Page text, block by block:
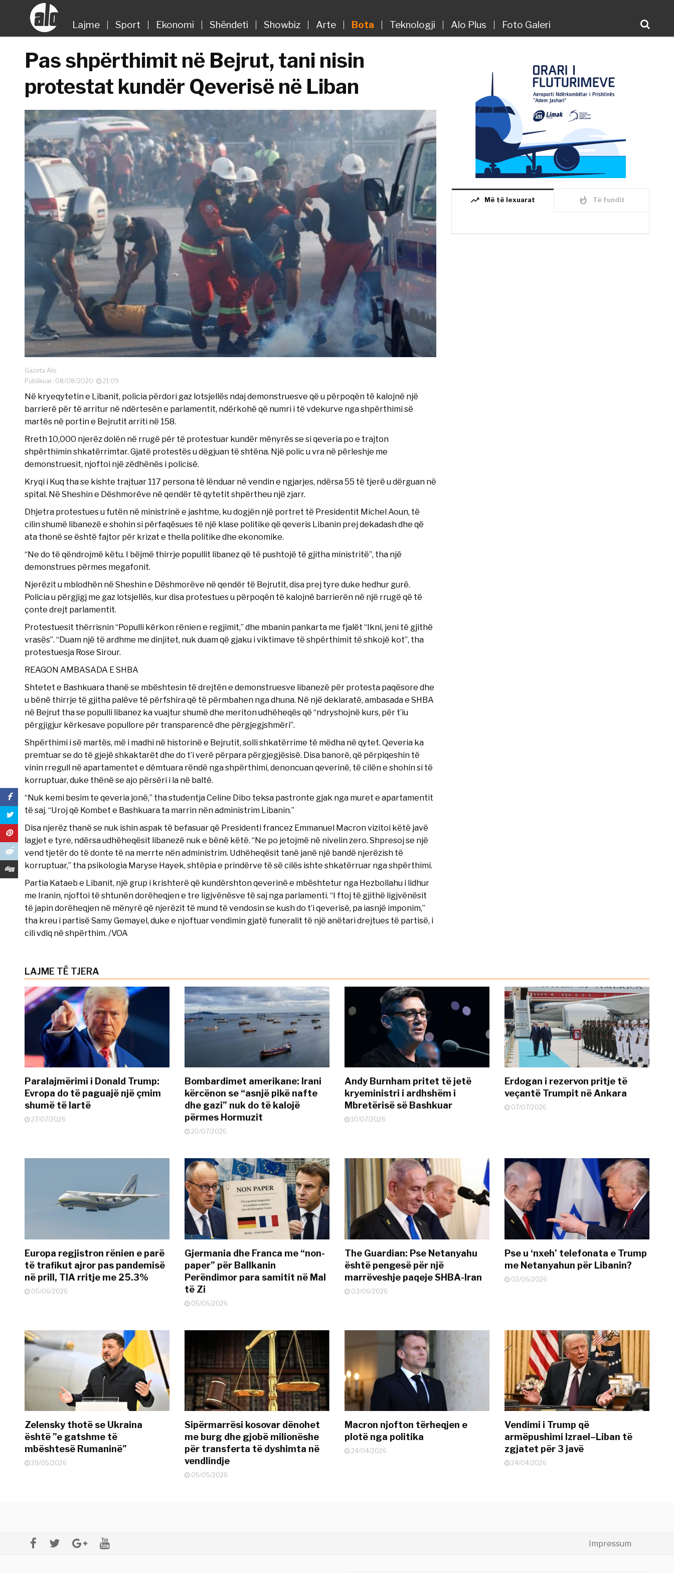
Lajme Sport Ekonomi Shëndeti Showbiz Arte Bota Teknologji Alo Plus Foto Galeri
Pas shpërthimit në Bejrut, tani nisin
protestat kundër Qeverisë në Liban
Gazeta Alo
Publikuar: 08/08/2020
21:09
Në kryeqytetin e Libanit, policia përdori gaz lotsjellës ndaj demonstruesve që u përpoqën të kalojnë një
barrierë për të arritur në ndërtesën e parlamentit, ndërkohë që numri i të vdekurve nga shpërthimi së
martës në portin e Bejrutit arriti në 158.
Rreth 10,000 njerëz dolën në rrugë për të protestuar kundër mënyrës se si qeveria po e trajton
shpërthimin shkatërrimtar. Gjatë protestës u dëgjuan të shtëna. Një polic u vra në përleshje me
demonstruesit, njoftoi një zëdhënës i policisë.
Kryqi i Kuq tha se kishte trajtuar 117 persona të lënduar në vendin e ngjarjes, ndërsa 55 të tjerë u dërguan në
spital. Në Sheshin e Dëshmorëve në qendër të qytetit shpërtheu një zjarr.
Dhjetra protestues u futën në ministrinë e jashtme, ku dogjën një portret të Presidentit Michel Aoun, të
cilin shumë libanezë e shohin si përfaqësues të një klase politike që qeveris Libanin prej dekadash dhe që
ata thonë se është fajtor për krizat e thella politike dhe ekonomike.
“Ne do të qëndrojmë këtu. I bëjmë thirrje popullit libanez që të pushtojë të gjitha ministritë”, tha një
demonstrues përmes megafonit.
Njerëzit u mblodhën në Sheshin e Dëshmorëve në qendër të Bejrutit, disa prej tyre duke hedhur gurë.
Policia u përgjigj me gaz lotsjellës, kur disa protestues u përpoqën të kalojnë barrierën në një rrugë që të
çonte drejt parlamentit.
Protestuesit thërrisnin “Populli kërkon rënien e regjimit,” dhe mbanin pankarta me fjalët “Ikni, jeni të gjithë
vrasës”. “Duam një të ardhme me dinjitet, nuk duam që gjaku i viktimave të shpërthimit të shkojë kot”, tha
protestuesja Rose Sirour.
REAGON AMBASADA E SHBA
Shtetet e Bashkuara thanë se mbështesin të drejtën e demonstruesve libanezë për protesta paqësore dhe
u bënë thirrje të gjitha palëve të përfshira që të përmbahen nga dhuna. Në një deklaratë, ambasada e SHBA
në Bejrut tha se populli libanez ka vuajtur shumë dhe meriton udhëheqës që “ndryshojnë kurs, për t’iu
përgjigjur kërkesave popullore për transparencë dhe përgjegjshmëri”.
Shpërthimi i së martës, më i madhi në historinë e Bejrutit, solli shkatërrime të mëdha në qytet. Qeveria ka
premtuar se do të gjejë shkaktarët dhe do t’i verë përpara përgjegjësisë. Disa banorë, që përpiqeshin të
vinin rregull në apartamentet e dëmtuara rëndë nga shpërthimi, denoncuan qeverinë, të cilën e shohin si të
korruptuar, duke thënë se ajo përsëri i la në baltë.
“Nuk kemi besim te qeveria jonë,” tha studentja Celine Dibo teksa pastronte gjak nga muret e apartamentit
të saj. “Uroj që Kombet e Bashkuara ta marrin nën administrim Libanin.”
Disa njerëz thanë se nuk ishin aspak të befasuar që Presidenti francez Emmanuel Macron vizitoi këtë javë
lagjet e tyre, ndërsa udhëheqësit libanezë nuk e bënë këtë. “Ne po jetojmë në nivelin zero. Shpresoj se një
vend tjetër do të donte të na merrte nën administrim. Udhëheqësit tanë janë një bandë njerëzish të
korruptuar,” tha psikologia Maryse Hayek, shtëpia e prindërve të së cilës ishte shkatërruar nga shpërthimi.
Partia Kataeb e Libanit, një grup i krishterë që kundërshton qeverinë e mbështetur nga Hezbollahu i lidhur
me Iranin, njoftoi të shtunën dorëheqjen e tre ligjvënësve të saj nga parlamenti. “I ftoj të gjithë ligjvënësit
të japin dorëheqjen në mënyrë që njerëzit të mund të vendosin se kush do t’i qeverisë, pa iasnjë imponim,”
tha kreu i partisë Samy Gemayel, duke e njoftuar vendimin gjatë funeralit të një anëtari drejtues të partisë, i
cili vdiq në shpërthim. /VOA
trending_up Më të lexuarat whatshot Të fundit
LAJME TË TJERA
Paralajmërimi i Donald Trump:
Evropa do të paguajë një çmim
shumë të lartë
27/07/2026
Bombardimet amerikane: Irani
kërcënon se “asnjë pikë nafte
dhe gazi” nuk do të kalojë
përmes Hormuzit
20/07/2026
Andy Burnham pritet të jetë
kryeministri i ardhshëm i
Mbretërisë së Bashkuar
10/07/2026
Erdogan i rezervon pritje të
veçantë Trumpit në Ankara
07/07/2026
Europa regjistron rënien e parë
të trafikut ajror pas pandemisë
në prill, TIA rritje me 25.3%
05/06/2026
Gjermania dhe Franca me “non-
paper” për Ballkanin
Perëndimor para samitit në Mal
të Zi
05/06/2026
The Guardian: Pse Netanyahu
është pengesë për një
marrëveshje paqeje SHBA-Iran
03/06/2026
Pse u ‘nxeh’ telefonata e Trump
me Netanyahun për Libanin?
02/06/2026
Zelensky thotë se Ukraina
është ”e gatshme të
mbështesë Rumaninë”
29/05/2026
Sipërmarrësi kosovar dënohet
me burg dhe gjobë milionëshe
për transferta të dyshimta në
vendlindje
05/05/2026
Macron njofton tërheqjen e
plotë nga politika
24/04/2026
Vendimi i Trump që
armëpushimi Izrael–Liban të
zgjatet për 3 javë
24/04/2026
Impressum